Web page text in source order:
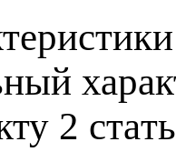
2